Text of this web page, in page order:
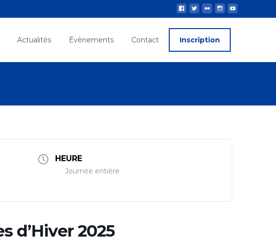
Actualités Évènements Contact Inscription
HEURE
Journée entière
d’Hiver 2025